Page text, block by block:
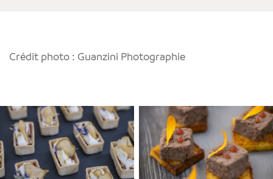
Crédit photo : Guanzini Photographie